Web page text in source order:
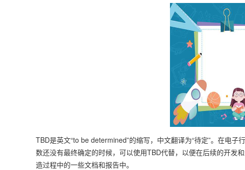
TBD是英文“to be determined”的缩写，中文翻译为“待定”。在电
数还没有最终确定的时候，可以使用TBD代替，以便在后续的开发
造过程中的一些文档和报告中。